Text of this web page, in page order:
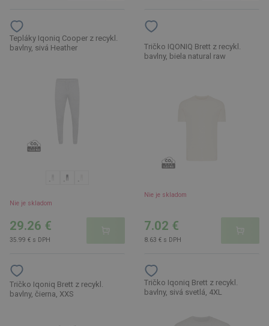
Tepláky Iqoniq Cooper z recykl.
bavlny, sivá Heather
Nie je skladom
29.26 €
35.99 € s DPH
Tričko IQONIQ Brett z recykl.
bavlny, biela natural raw
Nie je skladom
7.02 €
8.63 € s DPH
Tričko Iqoniq Brett z recykl.
bavlny, čierna, XXS
Tričko Iqoniq Brett z recykl.
bavlny, sivá svetlá, 4XL